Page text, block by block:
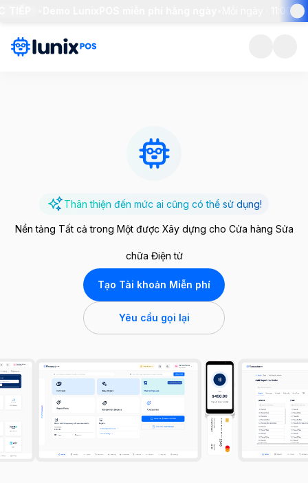
Mỗi ngày · 11:00 AM ET
Thân thiện đến mức ai cũng có thể sử dụng!
Nền tảng Tất cả trong Một được Xây dựng cho Cửa hàng Sửa
chữa Điện tử
Tạo Tài khoản Miễn phí
Yêu cầu gọi lại